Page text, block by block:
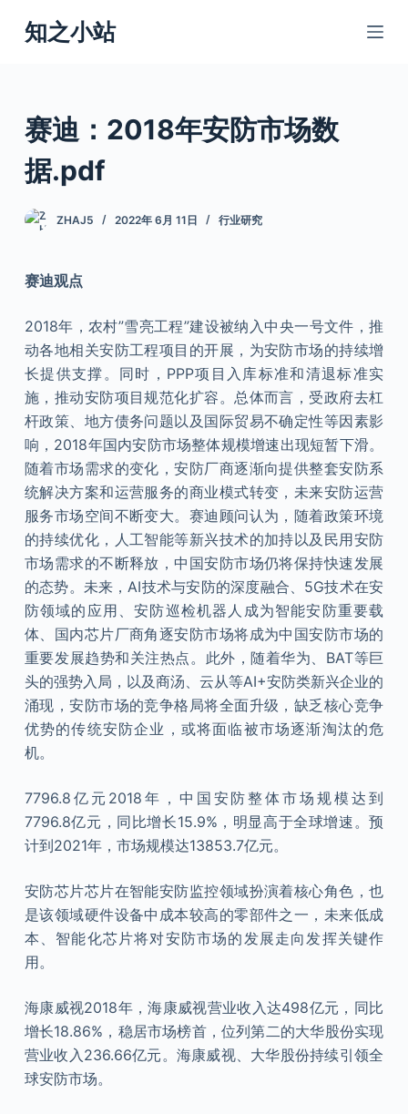
跳
过
知之小站
赛迪：2018年安防市场数
据.pdf
ZHAJ5 2022年 6月 11日 行业研究
赛迪观点
2018年，农村”雪亮工程”建设被纳入中央一号文件，推
动各地相关安防工程项目的开展，为安防市场的持续增
长提供支撑。同时，PPP项目入库标准和清退标准实
施，推动安防项目规范化扩容。总体而言，受政府去杠
杆政策、地方债务问题以及国际贸易不确定性等因素影
响，2018年国内安防市场整体规模增速出现短暂下滑。
随着市场需求的变化，安防厂商逐渐向提供整套安防系
统解决方案和运营服务的商业模式转变，未来安防运营
服务市场空间不断变大。赛迪顾问认为，随着政策环境
的持续优化，人工智能等新兴技术的加持以及民用安防
市场需求的不断释放，中国安防市场仍将保持快速发展
的态势。未来，AI技术与安防的深度融合、5G技术在安
防领域的应用、安防巡检机器人成为智能安防重要载
体、国内芯片厂商角逐安防市场将成为中国安防市场的
重要发展趋势和关注热点。此外，随着华为、BAT等巨
头的强势入局，以及商汤、云从等AI+安防类新兴企业的
涌现，安防市场的竞争格局将全面升级，缺乏核心竞争
优势的传统安防企业，或将面临被市场逐渐淘汰的危
机。
7796.8亿元2018年，中国安防整体市场规模达到
7796.8亿元，同比增长15.9%，明显高于全球增速。预
计到2021年，市场规模达13853.7亿元。
安防芯片芯片在智能安防监控领域扮演着核心角色，也
是该领域硬件设备中成本较高的零部件之一，未来低成
本、智能化芯片将对安防市场的发展走向发挥关键作
用。
海康威视2018年，海康威视营业收入达498亿元，同比
增长18.86%，稳居市场榜首，位列第二的大华股份实现
营业收入236.66亿元。海康威视、大华股份持续引领全
球安防市场。